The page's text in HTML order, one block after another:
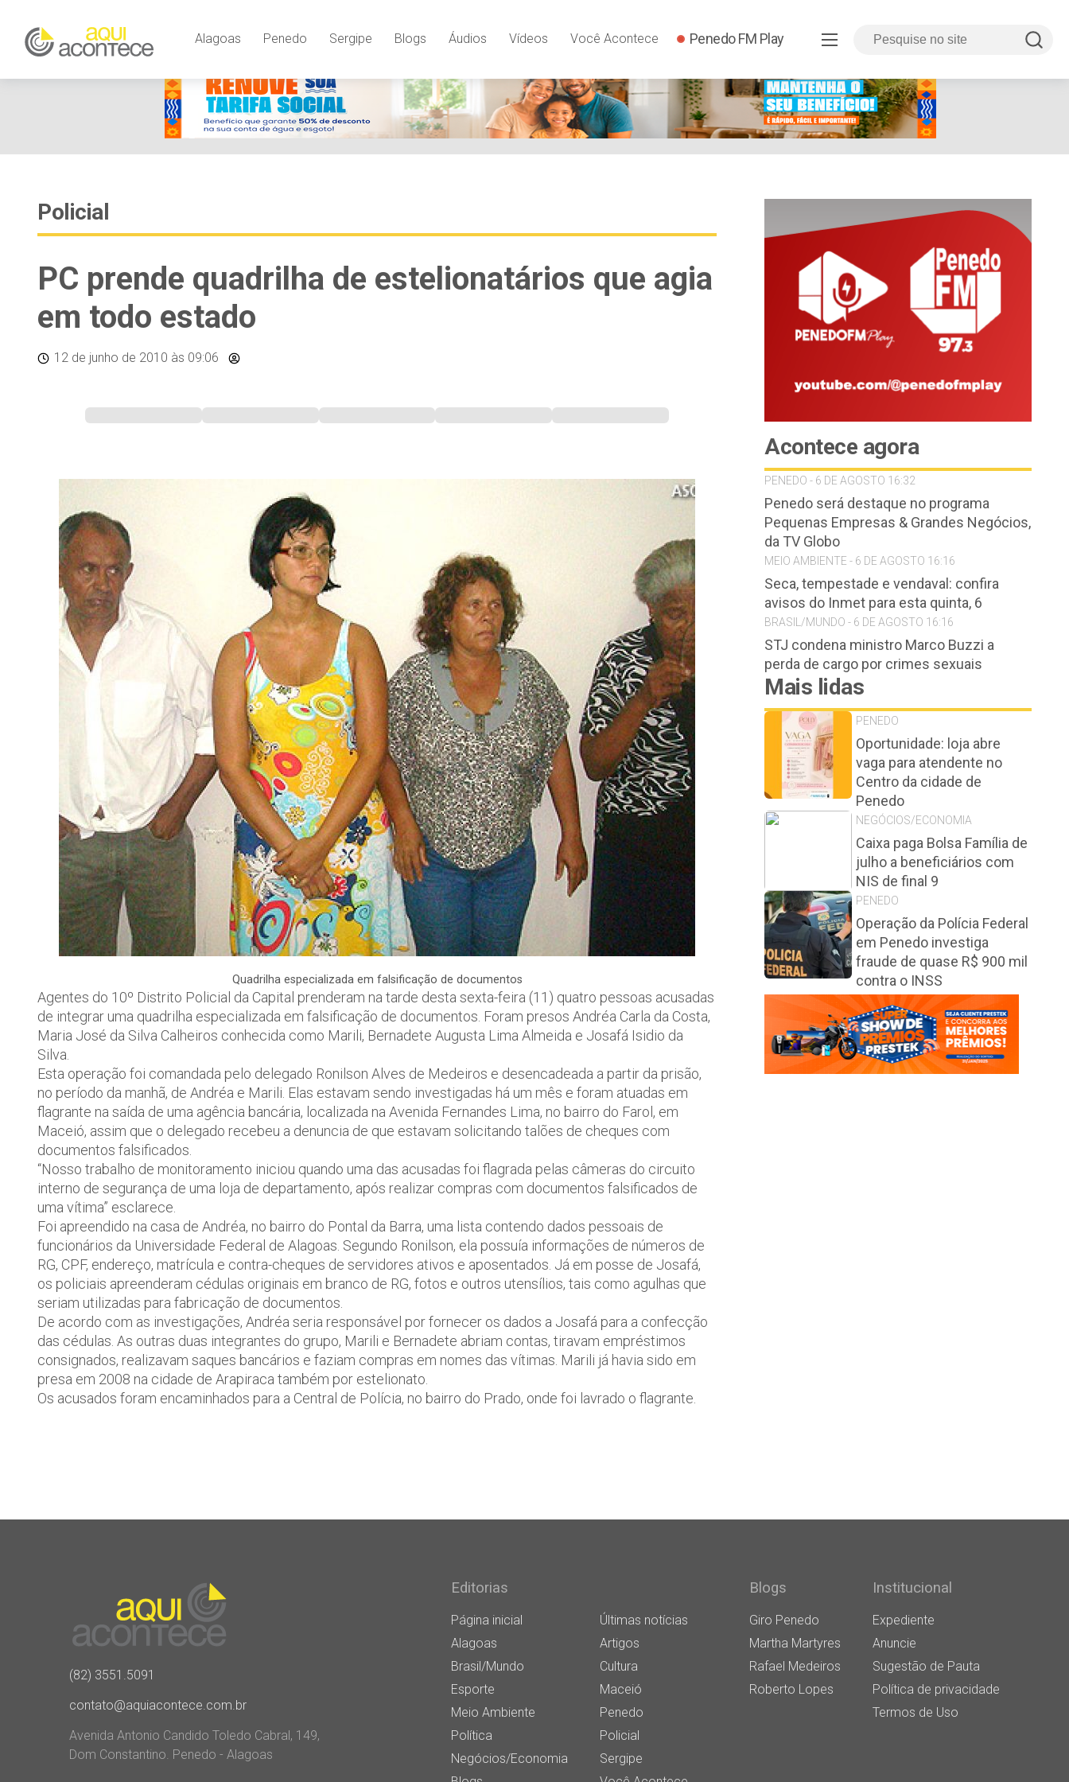
Alagoas Penedo Sergipe Blogs Áudios Vídeos Você Acontece Penedo FM Play
Policial
PC prende quadrilha de estelionatários que agia
em todo estado
12 de junho de 2010 às 09:06
Quadrilha especializada em falsificação de documentos
Agentes do 10º Distrito Policial da Capital prenderam na tarde desta sexta-feira (11) quatro pessoas acusadas
de integrar uma quadrilha especializada em falsificação de documentos. Foram presos Andréa Carla da Costa,
Maria José da Silva Calheiros conhecida como Marili, Bernadete Augusta Lima Almeida e Josafá Isidio da
Silva.
Esta operação foi comandada pelo delegado Ronilson Alves de Medeiros e desencadeada a partir da prisão,
no período da manhã, de Andréa e Marili. Elas estavam sendo investigadas há um mês e foram atuadas em
flagrante na saída de uma agência bancária, localizada na Avenida Fernandes Lima, no bairro do Farol, em
Maceió, assim que o delegado recebeu a denuncia de que estavam solicitando talões de cheques com
documentos falsificados.
“Nosso trabalho de monitoramento iniciou quando uma das acusadas foi flagrada pelas câmeras do circuito
interno de segurança de uma loja de departamento, após realizar compras com documentos falsificados de
uma vítima” esclarece.
Foi apreendido na casa de Andréa, no bairro do Pontal da Barra, uma lista contendo dados pessoais de
funcionários da Universidade Federal de Alagoas. Segundo Ronilson, ela possuía informações de números de
RG, CPF, endereço, matrícula e contra-cheques de servidores ativos e aposentados. Já em posse de Josafá,
os policiais apreenderam cédulas originais em branco de RG, fotos e outros utensílios, tais como agulhas que
seriam utilizadas para fabricação de documentos.
De acordo com as investigações, Andréa seria responsável por fornecer os dados a Josafá para a confecção
das cédulas. As outras duas integrantes do grupo, Marili e Bernadete abriam contas, tiravam empréstimos
consignados, realizavam saques bancários e faziam compras em nomes das vítimas. Marili já havia sido em
presa em 2008 na cidade de Arapiraca também por estelionato.
Os acusados foram encaminhados para a Central de Polícia, no bairro do Prado, onde foi lavrado o flagrante.
Acontece agora
PENEDO - 6 DE AGOSTO 16:32
Penedo será destaque no programa
Pequenas Empresas & Grandes Negócios,
da TV Globo
MEIO AMBIENTE - 6 DE AGOSTO 16:16
Seca, tempestade e vendaval: confira
avisos do Inmet para esta quinta, 6
BRASIL/MUNDO - 6 DE AGOSTO 16:16
STJ condena ministro Marco Buzzi a
perda de cargo por crimes sexuais
Mais lidas
PENEDO
Oportunidade: loja abre
vaga para atendente no
Centro da cidade de
Penedo
NEGÓCIOS/ECONOMIA
Caixa paga Bolsa Família de
julho a beneficiários com
NIS de final 9
PENEDO
Operação da Polícia Federal
em Penedo investiga
fraude de quase R$ 900 mil
contra o INSS
(82) 3551.5091
contato@aquiacontece.com.br
Avenida Antonio Candido Toledo Cabral, 149,
Dom Constantino. Penedo - Alagoas
Editorias
Página inicial
Últimas notícias
Alagoas
Artigos
Brasil/Mundo
Cultura
Esporte
Maceió
Meio Ambiente
Penedo
Política
Policial
Negócios/Economia
Sergipe
Blogs
Giro Penedo
Martha Martyres
Rafael Medeiros
Roberto Lopes
Institucional
Expediente
Anuncie
Sugestão de Pauta
Política de privacidade
Termos de Uso